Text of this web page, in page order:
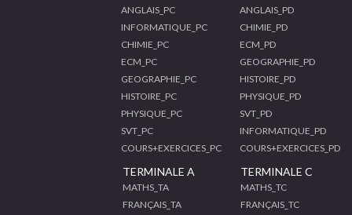
ANGLAIS_PC
INFORMATIQUE_PC
CHIMIE_PC
ECM_PC
GEOGRAPHIE_PC
HISTOIRE_PC
PHYSIQUE_PC
SVT_PC
COURS+EXERCICES_PC
ANGLAIS_PD
CHIMIE_PD
ECM_PD
GEOGRAPHIE_PD
HISTOIRE_PD
PHYSIQUE_PD
SVT_PD
INFORMATIQUE_PD
COURS+EXERCICES_PD
TERMINALE A
MATHS_TA
FRANÇAIS_TA
TERMINALE C
MATHS_TC
FRANÇAIS_TC